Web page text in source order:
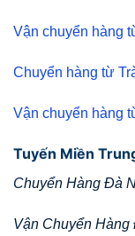
Vận chuyển hàng
Chuyển hàng từ
Vận chuyển hàng
Tuyến Miền
Chuyển Hàng Đà
Vận Chuyển